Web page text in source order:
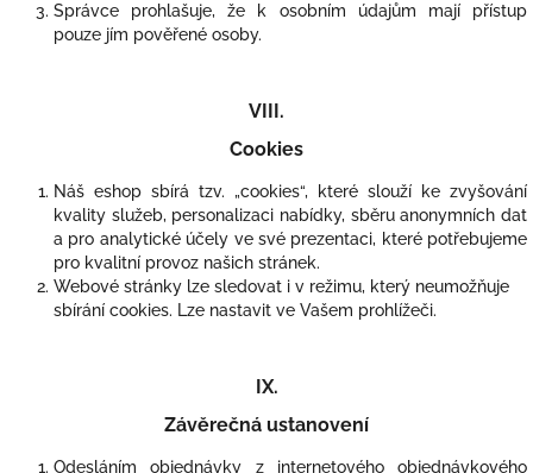
Správce prohlašuje, že k osobním údajům mají přístup
pouze jím pověřené osoby.
VIII.
Cookies
Náš eshop sbírá tzv. „cookies“, které slouží ke zvyšování
kvality služeb, personalizaci nabídky, sběru anonymních dat
a pro analytické účely ve své prezentaci, které potřebujeme
pro kvalitní provoz našich stránek.
Webové stránky lze sledovat i v režimu, který neumožňuje
sbírání cookies. Lze nastavit ve Vašem prohlížeči.
IX.
Závěrečná ustanovení
Odesláním objednávky z internetového objednávkového